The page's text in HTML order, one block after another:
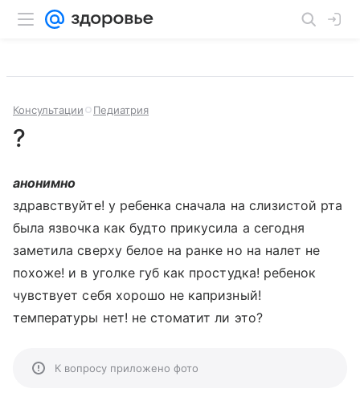
Консультации Педиатрия
?
анонимно
здравствуйте! у ребенка сначала на слизистой рта
была язвочка как будто прикусила а сегодня
заметила сверху белое на ранке но на налет не
похоже! и в уголке губ как простудка! ребенок
чувствует себя хорошо не капризный!
температуры нет! не стоматит ли это?
К вопросу приложено фото